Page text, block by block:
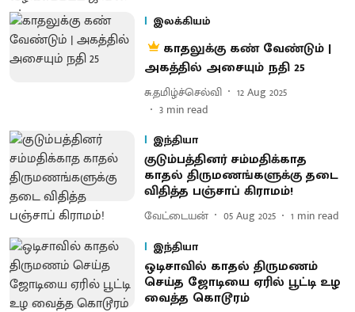
இலக்கியம்
காதலுக்கு கண் வேண்டும் |
அகத்தில் அசையும் நதி 25
சு.தமிழ்ச்செல்வி
12 Aug 2025
3 min read
இந்தியா
குடும்பத்தினர் சம்மதிக்காத
காதல் திருமணங்களுக்கு தடை
விதித்த பஞ்சாப் கிராமம்!
வேட்டையன் 05 Aug 2025 1 min read
இந்தியா
ஒடிசாவில் காதல் திருமணம்
செய்த ஜோடியை ஏரில் பூட்டி உழ
வைத்த கொடூரம்